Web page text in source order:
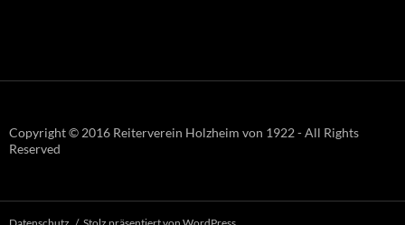
Copyright © 2016 Reiterverein Holzheim von 1922 - All Rights
Reserved